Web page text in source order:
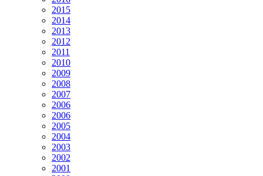
2015
2014
2013
2012
2011
2010
2009
2008
2007
2006
2006
2005
2004
2003
2002
2001